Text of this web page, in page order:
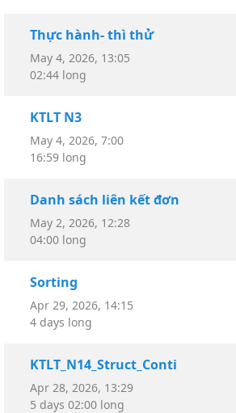
Thực hành- thì thử
May 4, 2026, 13:05
02:44 long
KTLT N3
May 4, 2026, 7:00
16:59 long
Danh sách liên kết đơn
May 2, 2026, 12:28
04:00 long
Sorting
Apr 29, 2026, 14:15
4 days long
KTLT_N14_Struct_Conti
Apr 28, 2026, 13:29
5 days 02:00 long